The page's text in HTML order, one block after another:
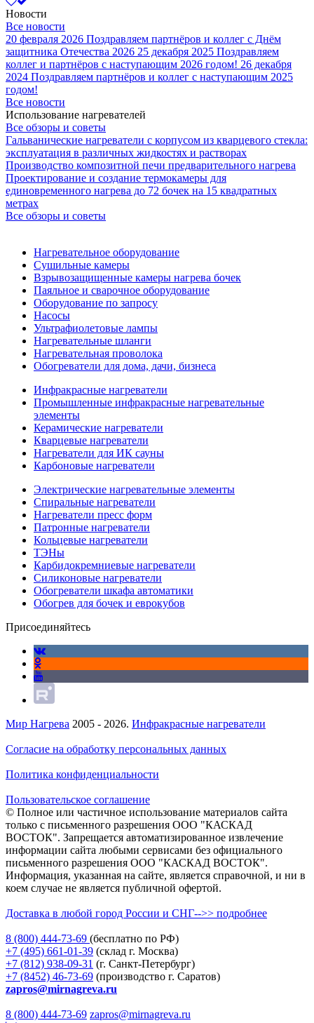
Новости
Все новости
20 февраля 2026 Поздравляем партнёров и коллег с Днём
защитника Отечества 2026 25 декабря 2025 Поздравляем
коллег и партнёров с наступающим 2026 годом! 26 декабря
2024 Поздравляем партнёров и коллег с наступающим 2025
годом!
Все новости
Использование нагревателей
Все обзоры и советы
Гальванические нагреватели с корпусом из кварцевого стекла:
эксплуатация в различных жидкостях и растворах
Производство композитной печи предварительного нагрева
Проектирование и создание термокамеры для
единовременного нагрева до 72 бочек на 15 квадратных
метрах
Все обзоры и советы
Нагревательное оборудование
Сушильные камеры
Взрывозащищенные камеры нагрева бочек
Паяльное и сварочное оборудование
Оборудование по запросу
Насосы
Ультрафиолетовые лампы
Нагревательные шланги
Нагревательная проволока
Обогреватели для дома, дачи, бизнеса
Инфракрасные нагреватели
Промышленные инфракрасные нагревательные
элементы
Керамические нагреватели
Кварцевые нагреватели
Нагреватели для ИК сауны
Карбоновые нагреватели
Электрические нагревательные элементы
Спиральные нагреватели
Нагреватели пресс форм
Патронные нагреватели
Кольцевые нагреватели
ТЭНы
Карбидокремниевые нагреватели
Силиконовые нагреватели
Обогреватели шкафа автоматики
Обогрев для бочек и еврокубов
Присоединяйтесь
Мир Нагрева 2005 - 2026. Инфракрасные нагреватели
Согласие на обработку персональных данных
Политика конфиденциальности
Пользовательское соглашение
© Полное или частичное использование материалов сайта
только с письменного разрешения ООО "КАСКАД
ВОСТОК". Запрещается автоматизированное извлечение
информации сайта любыми сервисами без официального
письменного разрешения ООО "КАСКАД ВОСТОК".
Информация, указанная на сайте, является справочной, и ни в
коем случае не является публичной офертой.
Доставка в любой город России и СНГ-->> подробнее
8 (800) 444-73-69 (бесплатно по РФ)
+7 (495) 661-01-39 (склад г. Москва)
+7 (812) 938-09-31 (г. Санкт-Петербург)
+7 (8452) 46-73-69 (производство г. Саратов)
zapros@mirnagreva.ru
8 (800) 444-73-69 zapros@mirnagreva.ru